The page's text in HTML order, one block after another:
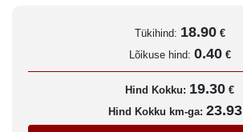
Tükihind: 18.90 €
Lõikuse hind: 0.40 €
Hind Kokku: 19.30 €
Hind Kokku km-ga: 23.93